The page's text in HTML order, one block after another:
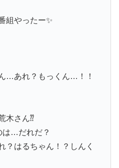
組やったー✨
…あれ？もっくん…！！
木さん⁇
は…だれだ？
？はるちゃん！？しんく